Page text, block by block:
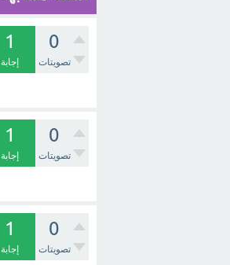
0
تصويتات
1
إجابة
0
تصويتات
1
إجابة
0
تصويتات
1
إجابة